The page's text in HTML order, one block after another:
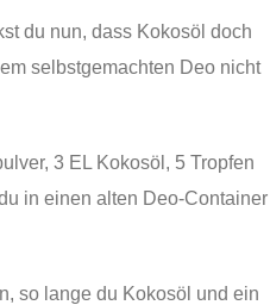
du nun, dass Kokosöl doch
selbstgemachten Deo nicht
3 EL Kokosöl, 5 Tropfen
in einen alten Deo-Container
so lange du Kokosöl und ein